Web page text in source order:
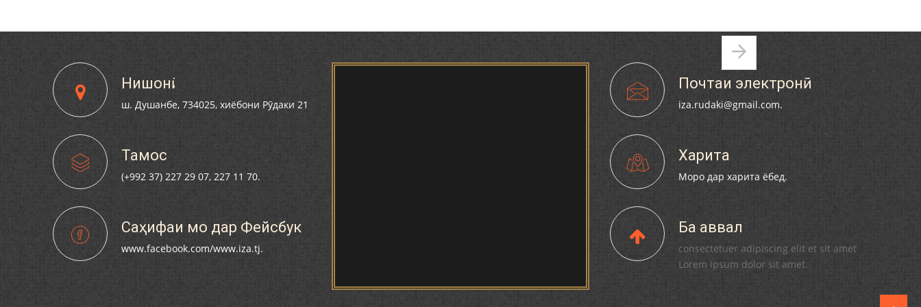
110 солагии шоири халқии
Тоҷикистон Мирзо Турсунзода / Mirzo
Tursunzoda
ЧЕХРАХОИ АСЛИИ МИРЗО
ТУРСУНЗОДА
ТАШКИЛОТИ ҲИЗБИИ ВОРИСОНИ РӮДАКӢ
Pages
Нишонӣ
ш. Душанбе, 734025, хиёбони Рӯдаки 21
Тамос
(+992 37) 227 29 07, 227 11 70.
Саҳифаи мо дар Фейсбук
www.facebook.com/www.iza.tj.
Почтаи электронӣ
iza.rudaki@gmail.com.
Харита
Моро дар харита ёбед.
Ба аввал
consectetuer adipiscing elit et sit amet
Lorem ipsum dolor sit amet.